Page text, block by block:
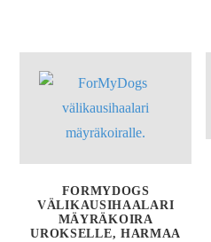
FORMYDOGS
VÄLIKAUSIHAALARI
MÄYRÄKOIRA
UROKSELLE, HARMAA